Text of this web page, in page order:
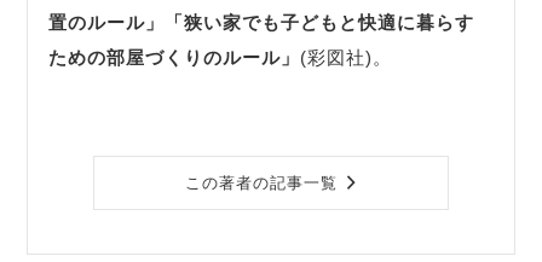
置のルール」
「狭い家でも子どもと快適に暮らす
ための部屋づくりのルール」 (彩図社)。
この著者の記事一覧